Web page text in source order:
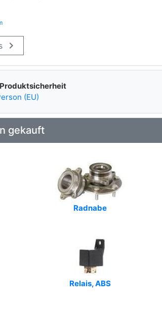
keyboard_arrow_right
(EU)
gekauft
Radnabe
Relais, ABS